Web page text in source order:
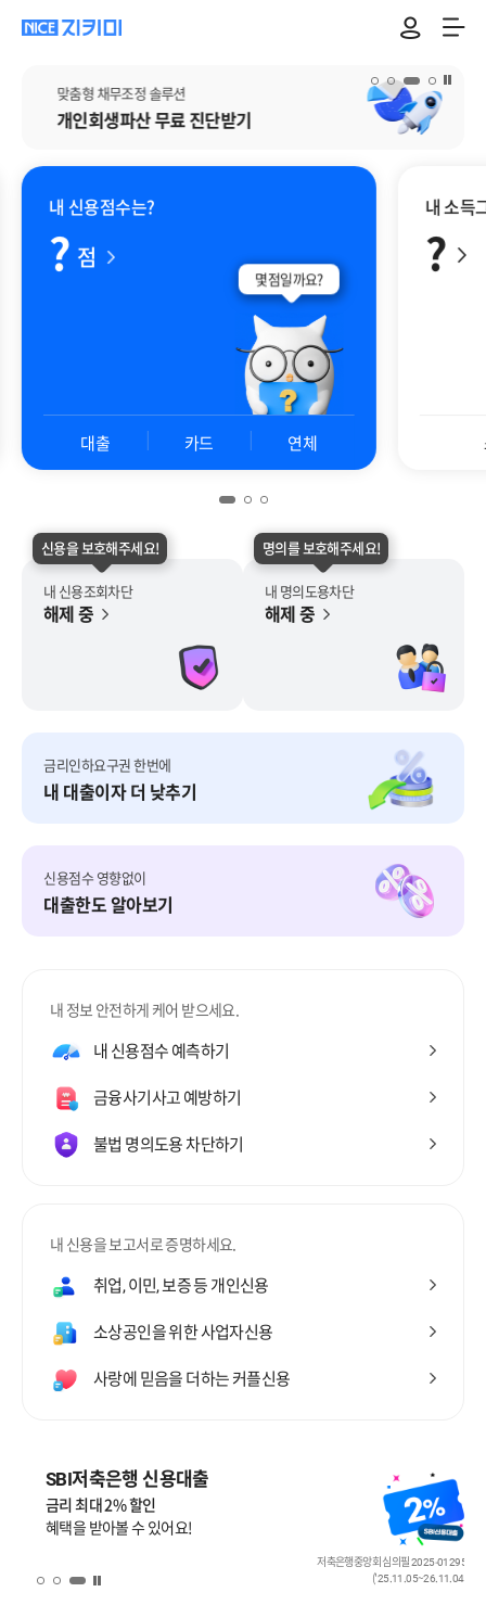
맞춤형 채무조정 솔루션
개인회생파산무료 진단받기
배너 일시 정지
내 신용점수는?
? 점
몇점일까요?
대출 카드 연체
내 소득
?
신용을 보호해주세요!
내 신용조회차단
해제 중
명의를 보호해주세요!
내 명의도용차단
해제 중
금리인하요구권 한번에
내 대출이자 더 낮추기
신용점수 영향없이
대출한도 알아보기
내 정보 안전하게 케어 받으세요.
내 신용점수 예측하기
금융사기사고 예방하기
불법 명의도용 차단하기
내 신용을 보고서로 증명하세요.
취업, 이민, 보증 등 개인신용
소상공인을 위한 사업자신용
사랑에 믿음을 더하는 커플신용
SBI저축은행 신용대출
금리 최대 2% 할인
혜택을 받아볼 수 있어요!
저축은행중앙회 심의필 2025-01295
('25.11.05~26.11.04)
배너 일시 정지